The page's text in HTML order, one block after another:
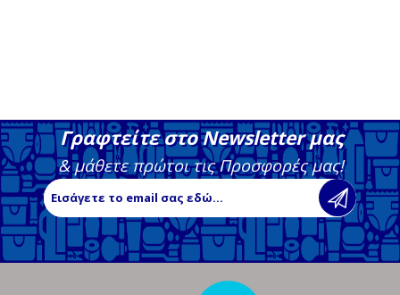
Γραφτείτε στο Newsletter μας
& μάθετε πρώτοι τις Προσφορές μας!